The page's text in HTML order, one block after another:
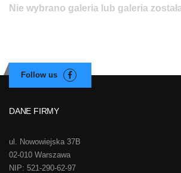
Nie wybrano galeria lub galeria
DANE FIRMY
ul. Nowowiejska 37B
02-010 Warszawa
NIP: 521-290-62-97